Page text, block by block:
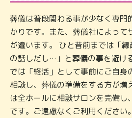
葬儀は普段関わる事が少なく専門
かりです。また、葬儀社によって
が違います。 ひと昔前までは「
の話しだし…」と葬儀の事を避け
では「終活」として事前にご自身
相談し、葬儀の準備をする方が増
は全ホールに相談サロンを完備し
です。ご遠慮なくご利用ください。